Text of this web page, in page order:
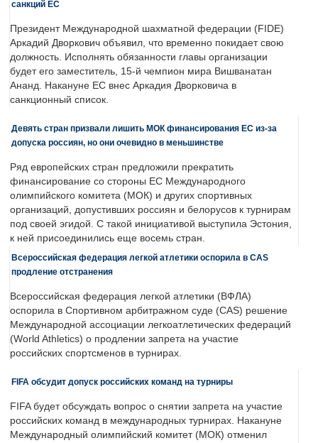
санкций ЕС
Президент Международной шахматной федерации (FIDE)
Аркадий Дворкович объявил, что временно покидает свою
должность. Исполнять обязанности главы организации
будет его заместитель, 15-й чемпион мира Вишванатан
Ананд. Накануне ЕС внес Аркадия Дворковича в
санкционный список.
Девять стран призвали лишить МОК финансирования ЕС из-за
допуска россиян, но они очевидно в меньшинстве
Ряд европейских стран предложили прекратить
финансирование со стороны ЕС Международного
олимпийского комитета (МОК) и других спортивных
организаций, допустивших россиян и белорусов к турнирам
под своей эгидой. С такой инициативой выступила Эстония,
к ней присоединились еще восемь стран.
Всероссийская федерация легкой атлетики оспорила в CAS
продление отстранения
Всероссийская федерация легкой атлетики (ВФЛА)
оспорила в Спортивном арбитражном суде (CAS) решение
Международной ассоциации легкоатлетических федераций
(World Athletics) о продлении запрета на участие
российских спортсменов в турнирах.
FIFA обсудит допуск российских команд на турниры
FIFA будет обсуждать вопрос о снятии запрета на участие
российских команд в международных турнирах. Накануне
Международный олимпийский комитет (МОК) отменил